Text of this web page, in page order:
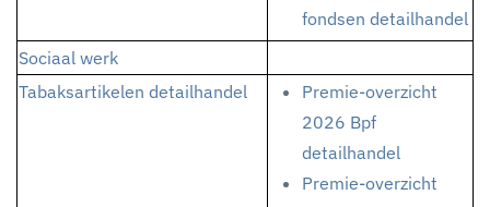
fondsen detailhandel
Sociaal werk
Tabaksartikelen detailhandel
Premie-overzicht
2026 Bpf
detailhandel
Premie-overzicht